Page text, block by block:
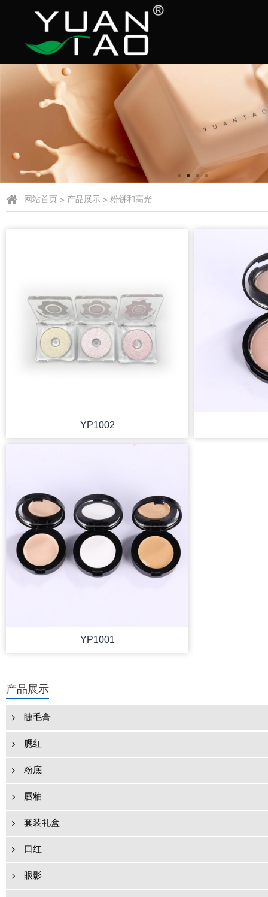
网站首页 > 产品展示 > 粉饼和高光
YP1002
YP1001
产品展示
睫毛膏
腮红
粉底
唇釉
套装礼盒
口红
眼影